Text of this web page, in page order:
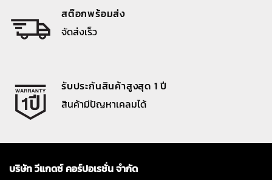
สต๊อกพร้อมส่ง
จัดส่งเร็ว
รับประกันสินค้าสูงสุด 1 ปี
สินค้ามีปัญหาเคลมได้
บริษัท วีแกดซ์ คอร์ปอเรชั่น จำกัด